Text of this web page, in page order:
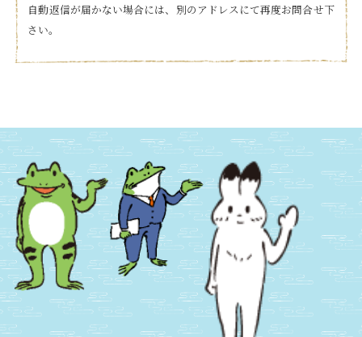
自動返信が届かない場合には、別のアドレスにて再度お問合せ下
さい。